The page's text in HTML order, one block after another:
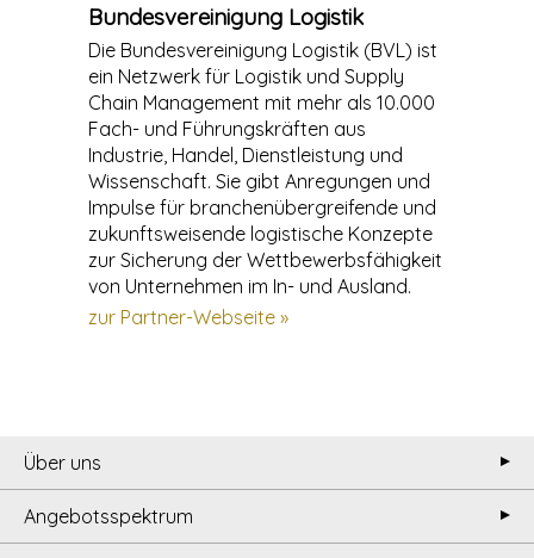
Bundesvereinigung Logistik
Die Bundesvereinigung Logistik (BVL) ist
ein Netzwerk für Logistik und Supply
Chain Management mit mehr als 10.000
Fach- und Führungskräften aus
Industrie, Handel, Dienstleistung und
Wissenschaft. Sie gibt Anregungen und
Impulse für branchenübergreifende und
zukunftsweisende logistische Konzepte
zur Sicherung der Wettbewerbsfähigkeit
von Unternehmen im In- und Ausland.
zur Partner-Webseite »
Über uns
Leitsätze
Angebotsspektrum